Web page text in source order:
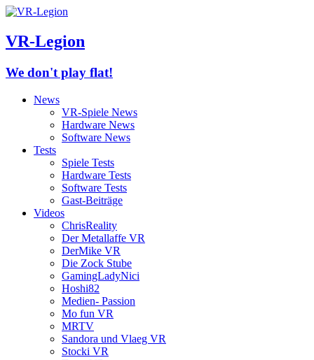
VR-Legion
We don't play flat!
News
VR-Spiele News
Hardware News
Software News
Tests
Spiele Tests
Hardware Tests
Software Tests
Gast-Beiträge
Videos
ChrisReality
Der Metallaffe VR
DerMike VR
Die Zock Stube
GamingLadyNici
Hoshi82
Medien- Passion
Mo fun VR
MRTV
Sandora und Vlaeg VR
Stocki VR